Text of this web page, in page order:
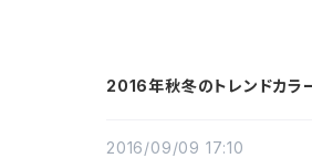
2016年秋冬のトレンドカラ
2016/09/09 17:10